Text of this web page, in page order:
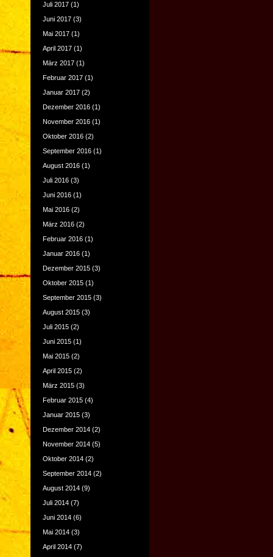
Juli 2017 (1)
Juni 2017 (3)
Mai 2017 (1)
April 2017 (1)
März 2017 (1)
Februar 2017 (1)
Januar 2017 (2)
Dezember 2016 (1)
November 2016 (1)
Oktober 2016 (2)
September 2016 (1)
August 2016 (1)
Juli 2016 (3)
Juni 2016 (1)
Mai 2016 (2)
März 2016 (2)
Februar 2016 (1)
Januar 2016 (1)
Dezember 2015 (3)
Oktober 2015 (1)
September 2015 (3)
August 2015 (3)
Juli 2015 (2)
Juni 2015 (1)
Mai 2015 (2)
April 2015 (2)
März 2015 (3)
Februar 2015 (4)
Januar 2015 (3)
Dezember 2014 (2)
November 2014 (5)
Oktober 2014 (2)
September 2014 (2)
August 2014 (9)
Juli 2014 (7)
Juni 2014 (6)
Mai 2014 (3)
April 2014 (7)